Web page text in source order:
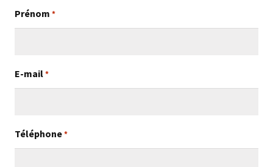
Prénom *
E-mail*
Téléphone*